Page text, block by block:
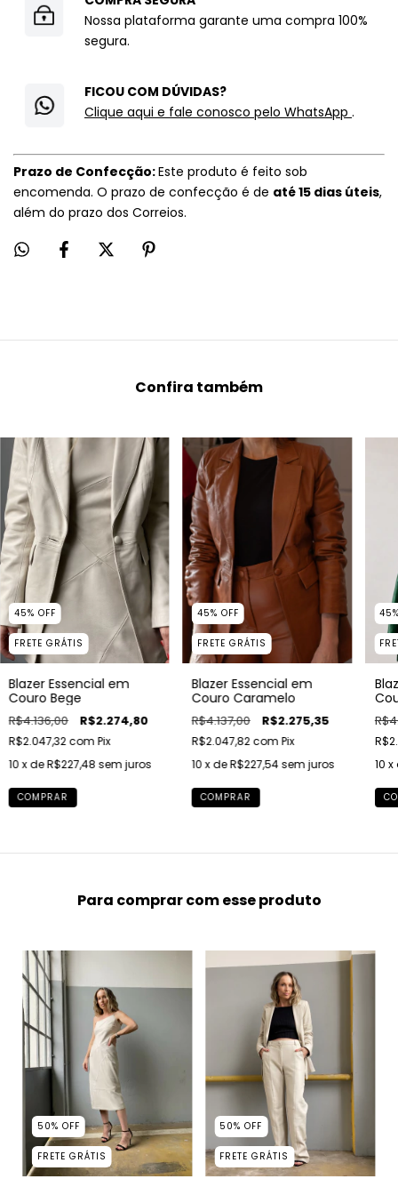
Nossa plataforma garante uma compra 100%
segura.
FICOU COM DÚVIDAS?
Clique aqui e fale conosco pelo WhatsApp .
Prazo de Confecção:Este produto é feito sob
encomenda. O prazo de confecção é de até 15 dias úteis,
além do prazo dos Correios.
Confira também
45% OFF
FRETE GRÁTIS
Blazer Essencial em
Couro Bege
R$4.136,00 R$2.274,80
R$2.047,32com Pix
10 x deR$227,48 sem juros
COMPRAR
45% OFF
FRETE GRÁTIS
Blazer Essencial em
Couro Caramelo
R$4.137,00 R$2.275,35
R$2.047,82com Pix
10 x deR$227,54sem juros
COMPRAR
45
10 x
Para comprar com esse produto
50% OFF
FRETE GRÁTIS
50%OFF
FRETE GRÁTIS